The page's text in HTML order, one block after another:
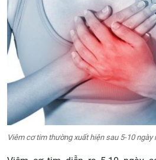
Viêm cơ tim thường xuất hiện sau 5-10 ngày